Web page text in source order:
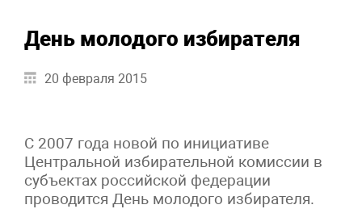
День молодого избирателя
20 февраля 2015
С 2007 года новой по инициативе
Центральной избирательной комиссии в
субъектах российской федерации
проводится День молодого избирателя.